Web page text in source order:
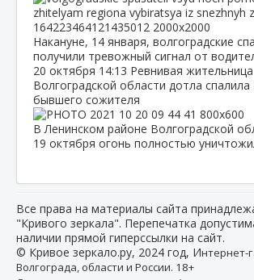
Накануне, 14 января, волгоградские
получили тревожный сигнал от
20 октября 14:13 Ревнивая жительница
Волгоградской области дотла спалила
бывшего сожителя
В Ленинском районе Волгоградской
19 октября огонь полностью
Все права на материалы сайта
"Кривого зеркала". Перепечатка
наличии прямой гиперссылки на сайт.
© Кривое зеркало.ру, 2024 год, Интернет-
Волгограда, области и России. 18+